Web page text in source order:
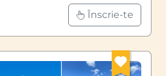
Înscrie-te